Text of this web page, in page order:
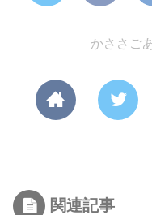
かささご
関連記事